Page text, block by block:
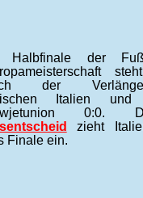
Halbfinale der
der
Italien und
0:0.
zieht
Finale ein.